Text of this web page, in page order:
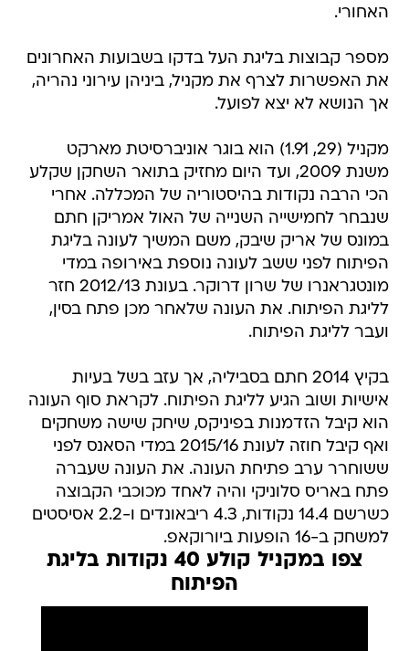
האחורי.
מספר קבוצות בליגת העל בדקו בשבועות האחרונים
את האפשרות לצרף את מקניל, ביניהן עירוני נהריה,
אך הנושא לא יצא לפועל.
מקניל (29, 1.91) הוא בוגר אוניברסיטת מארקט
משנת 2009, ועד היום מחזיק בתואר השחקן שקלע
הכי הרבה נקודות בהיסטוריה של המכללה. אחרי
שנבחר לחמישייה השנייה של האול אמריקן חתם
במונס של אריק שיבק, משם המשיך לעונה בליגת
הפיתוח לפני ששב לעונה נוספת באירופה במדי
מונטגראנרו של שרון דרוקר. בעונת 2012/13 חזר
לליגת הפיתוח. את העונה שלאחר מכן פתח בסין,
ועבר לליגת הפיתוח.
בקיץ 2014 חתם בסביליה, אך עזב בשל בעיות
אישיות ושוב הגיע לליגת הפיתוח. לקראת סוף העונה
הוא קיבל הזדמנות בפיניקס, שיחק שישה משחקים
ואף קיבל חוזה לעונת 2015/16 במדי הסאנס לפני
ששוחרר ערב פתיחת העונה. את העונה שעברה
פתח באריס סלוניקי והיה לאחד מכוכבי הקבוצה
כשרשם 14.4 נקודות, 4.3 ריבאונדים ו-2.2 אסיסטים
למשחק ב-16 הופעות ביורוקאפ.
צפו במקניל קולע 40 נקודות בליגת
הפיתוח